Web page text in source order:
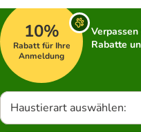
10%
Rabatt für Ihre
Anmeldung
Rabatte
Haustierart auswählen: